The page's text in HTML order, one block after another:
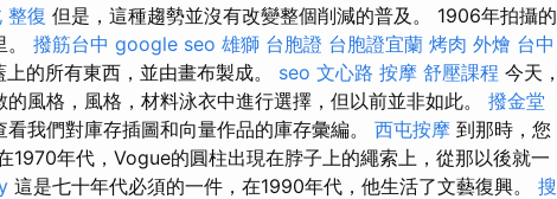
整復 但是，這種趨勢並沒有改變整個削減的普及。 1906年拍攝的
撥筋台中 google seo 雄獅 台胞證 台胞證宜蘭 烤肉 外燴 台中
的所有東西，並由畫布製成。 seo 文心路 按摩 舒壓課程 今天，
風格，風格，材料泳衣中進行選擇，但以前並非如此。 撥金堂
我們對庫存插圖和向量作品的庫存彙編。 西屯按摩 到那時，您
1970年代，Vogue的圓柱出現在脖子上的繩索上，從那以後就一
這是七十年代必須的一件，在1990年代，他生活了文藝復興。 搜